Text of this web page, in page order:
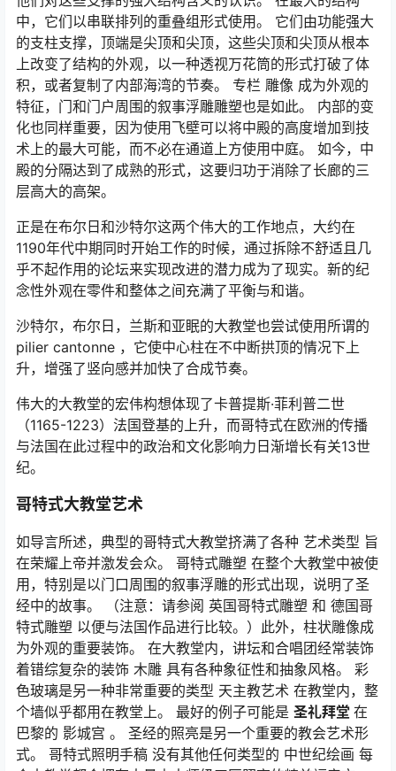
中，它们以串联排列的重叠组形式使用。 它们由功能强大
的支柱支撑，顶端是尖顶和尖顶，这些尖顶和尖顶从根本
上改变了结构的外观，以一种透视万花筒的形式打破了体
积，或者复制了内部海湾的节奏。 专栏 雕像 成为外观的
特征，门和门户周围的叙事浮雕雕塑也是如此。 内部的变
化也同样重要，因为使用飞壁可以将中殿的高度增加到技
术上的最大可能，而不必在通道上方使用中庭。 如今，中
殿的分隔达到了成熟的形式，这要归功于消除了长廊的三
层高大的高架。
正是在布尔日和沙特尔这两个伟大的工作地点，大约在
1190年代中期同时开始工作的时候，通过拆除不舒适且几
乎不起作用的论坛来实现改进的潜力成为了现实。新的纪
念性外观在零件和整体之间充满了平衡与和谐。
沙特尔，布尔日，兰斯和亚眠的大教堂也尝试使用所谓的
pilier cantonne ，它使中心柱在不中断拱顶的情况下上
升，增强了竖向感并加快了合成节奏。
伟大的大教堂的宏伟构想体现了卡普提斯·菲利普二世
（1165-1223）法国登基的上升，而哥特式在欧洲的传播
与法国在此过程中的政治和文化影响力日渐增长有关13世
纪。
哥特式大教堂艺术
如导言所述，典型的哥特式大教堂挤满了各种 艺术类型 旨
在荣耀上帝并激发会众。 哥特式雕塑 在整个大教堂中被使
用，特别是以门口周围的叙事浮雕的形式出现，说明了圣
经中的故事。 （注意：请参阅 英国哥特式雕塑 和 德国哥
特式雕塑 以便与法国作品进行比较。）此外，柱状雕像成
为外观的重要装饰。 在大教堂内，讲坛和合唱团经常装饰
着错综复杂的装饰 木雕 具有各种象征性和抽象风格。 彩
色玻璃是另一种非常重要的类型 天主教艺术 在教堂内，整
个墙似乎都用在教堂上。 最好的例子可能是 圣礼拜堂 在
巴黎的 影城宫 。 圣经的照亮是另一个重要的教会艺术形
式。 哥特式照明手稿 没有其他任何类型的 中世纪绘画 每